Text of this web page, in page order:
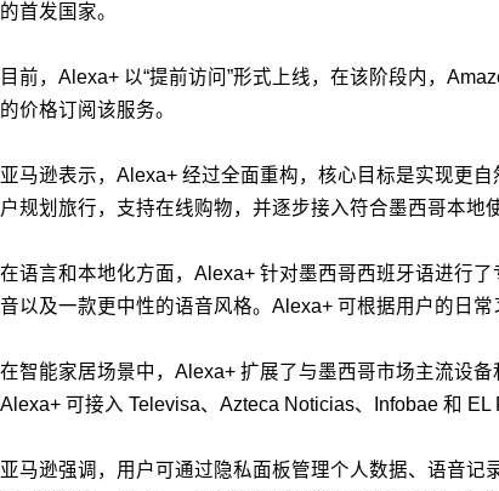
的首发国家。
目前，Alexa+ 以“提前访问”形式上线，在该阶段内，
的价格订阅该服务。
亚马逊表示，Alexa+ 经过全面重构，核心目标是实现更
户规划旅行，支持在线购物，并逐步接入符合墨西哥本地
在语言和本地化方面，Alexa+ 针对墨西哥西班牙语进行
音以及一款更中性的语音风格。Alexa+ 可根据用户的日
在智能家居场景中，Alexa+ 扩展了与墨西哥市场主流设
Alexa+ 可接入 Televisa、Azteca Noticias、Infobae 和 EL
亚马逊强调，用户可通过隐私面板管理个人数据、语音记